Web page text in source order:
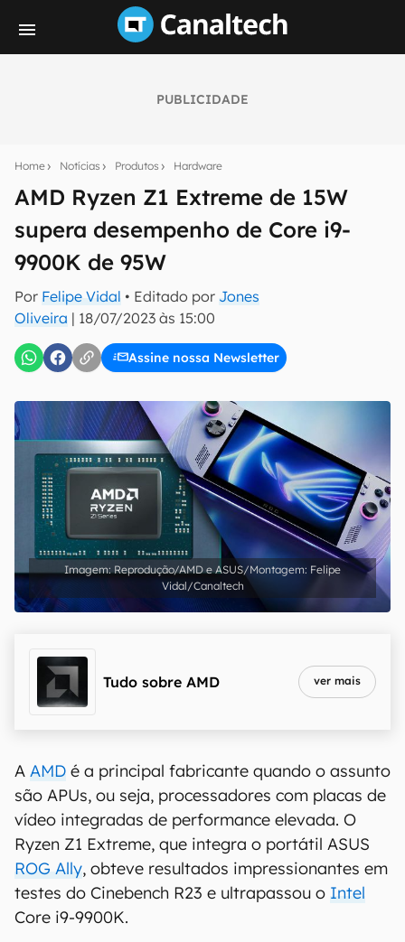
PUBLICIDADE
Home Notícias Produtos Hardware
AMD Ryzen Z1 Extreme de 15W
supera desempenho de Core i9-
9900K de 95W
Por Felipe Vidal • Editado por Jones
Oliveira | 18/07/2023 às 15:00
Assine nossa Newsletter
notícias e reviews sobre tecnologia em primeira
mão.
E-mail
inscreva-se
Confirmo que li, aceito e concordo com os Termos de
Uso e Política de Privacidade do Canaltech.
Reprodução/AMD e ASUS/Montagem: Felipe
Vidal/Canaltech
Tudo sobre AMD ver mais
A AMD é a principal fabricante quando o assunto
são APUs, ou seja, processadores com placas de
vídeo integradas de performance elevada. O
Ryzen Z1 Extreme, que integra o portátil ASUS
ROG Ally, obteve resultados impressionantes em
testes do Cinebench R23 e ultrapassou o Intel
Core i9-9900K.